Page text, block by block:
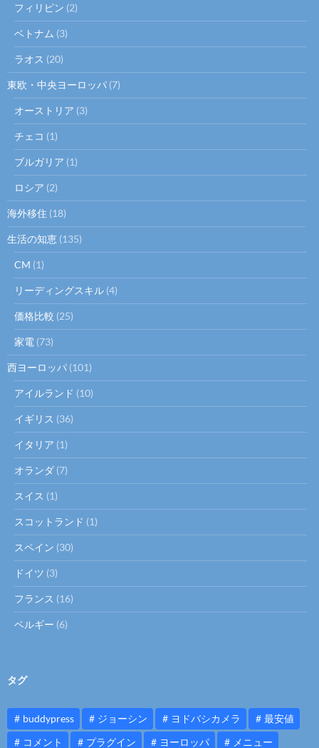
フィリピン (2)
ベトナム (3)
ラオス (20)
東欧・中央ヨーロッパ (7)
オーストリア (3)
チェコ (1)
ブルガリア (1)
ロシア (2)
海外移住 (18)
生活の知恵 (135)
CM (1)
リーディングスキル (4)
価格比較 (25)
家電 (73)
西ヨーロッパ (101)
アイルランド (10)
イギリス (36)
イタリア (1)
オランダ (7)
スイス (1)
スコットランド (1)
スペイン (30)
ドイツ (3)
フランス (16)
ベルギー (6)
タグ
buddypress ジョーシン ヨドバシカメラ
最安値
コメント
プラグイン ヨーロッパ メニュー